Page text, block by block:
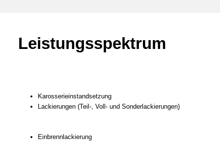
Leistungsspektrum
Karosserieinstandsetzung
Lackierungen (Teil-, Voll- und Sonderlackierungen)
Einbrennlackierung